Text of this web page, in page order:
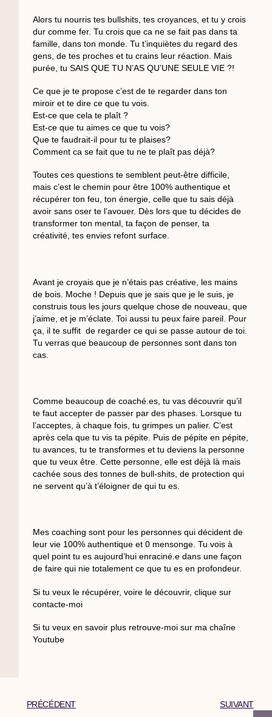
Alors tu nourris tes bullshits, tes croyances, et tu y crois
dur comme fer. Tu crois que ca ne se fait pas dans ta
famille, dans ton monde. Tu t’inquiètes du regard des
gens, de tes proches et tu crains leur réaction. Mais
purée, tu SAIS QUE TU N’AS QU’UNE SEULE VIE ?!
Ce que je te propose c’est de te regarder dans ton
miroir et te dire ce que tu vois.
Est-ce que cela te plaît ?
Est-ce que tu aimes ce que tu vois?
Que te faudrait-il pour tu te plaises?
Comment ca se fait que tu ne te plaît pas déjà?
Toutes ces questions te semblent peut-être difficile,
mais c’est le chemin pour être 100% authentique et
récupérer ton feu, ton énergie, celle que tu sais déjà
avoir sans oser te l’avouer. Dès lors que tu décides de
transformer ton mental, ta façon de penser, ta
créativité, tes envies refont surface.
Avant je croyais que je n’étais pas créative, les mains
de bois. Moche ! Depuis que je sais que je le suis, je
construis tous les jours quelque chose de nouveau, que
j’aime, et je m’éclate. Toi aussi tu peux faire pareil. Pour
ça, il te suffit de regarder ce qui se passe autour de toi.
Tu verras que beaucoup de personnes sont dans ton
cas.
Comme beaucoup de coaché.es, tu vas découvrir qu’il
te faut accepter de passer par des phases. Lorsque tu
l’acceptes, à chaque fois, tu grimpes un palier. C’est
après cela que tu vis ta pépite. Puis de pépite en pépite,
tu avances, tu te transformes et tu deviens la personne
que tu veux être. Cette personne, elle est déjà là mais
cachée sous des tonnes de bull-shits, de protection qui
ne servent qu’à t’éloigner de qui tu es.
Mes coaching sont pour les personnes qui décident de
leur vie 100% authentique et 0 mensonge. Tu vois à
quel point tu es aujourd’hui enraciné.e dans une façon
de faire qui nie totalement ce que tu es en profondeur.
Si tu veux le récupérer, voire le découvrir, clique sur
contacte-moi
Si tu veux en savoir plus retrouve-moi sur ma chaîne
Youtube
PRÉCÉDENT SUIVANT